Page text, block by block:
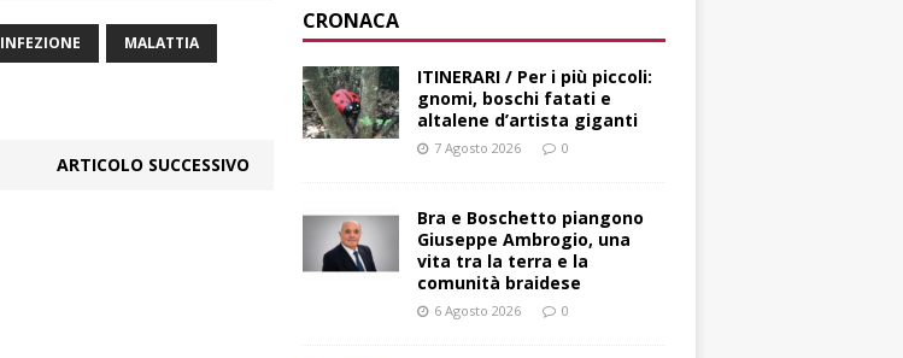
INFEZIONE MALATTIA
ARTICOLO SUCCESSIVO
CRONACA
ITINERARI / Per i più piccoli:
gnomi, boschi fatati e
altalene d’artista giganti
7 Agosto 2026 0
Bra e Boschetto piangono
Giuseppe Ambrogio, una
vita tra la terra e la
comunità braidese
6 Agosto 2026 0